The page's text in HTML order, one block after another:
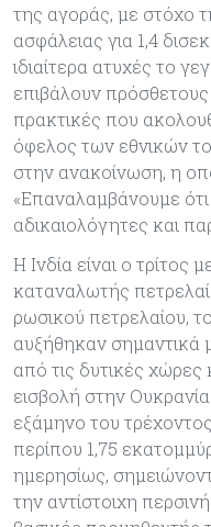
της αγοράς, με στόχο
ασφάλειας για 1,4
ιδιαίτερα ατυχές το
επιβάλουν
πρακτικές που
όφελος των εθνικών
στην ανακοίνωση, η
«Επαναλαμβάνουμε ότι
αδικαιολόγητες και
Η Ινδία είναι ο τρίτος
καταναλωτής
ρωσικού πετρελαίου,
αυξήθηκαν σημαντικά
από τις δυτικές
εισβολή στην
εξάμηνο του
περίπου 1,75
ημερησίως,
την αντίστοιχη